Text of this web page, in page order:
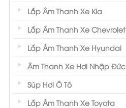
Lắp Âm Thanh Xe Kia
Lắp Âm Thanh Xe Chevrolet
Lắp Âm Thanh Xe Hyundai
Âm Thanh Xe Hơi Nhập Đức
Súp Hơi Ô Tô
Lắp Âm Thanh Xe Toyota